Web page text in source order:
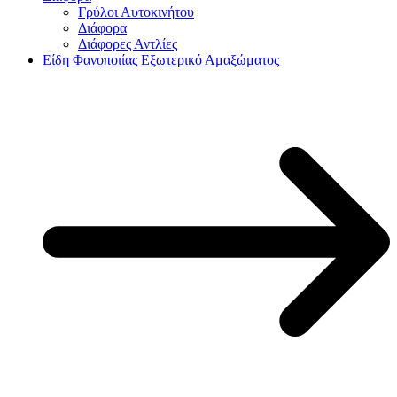
Γρύλοι Αυτοκινήτου
Διάφορα
Διάφορες Αντλίες
Είδη Φανοποιίας Εξωτερικό Αμαξώματος